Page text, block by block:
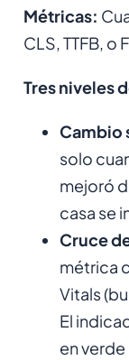
Métricas:
CLS, TTFB, o
Tres niveles
Cambio
solo
mejoró
casa se
Cruce
métrica
Vitals
El
en